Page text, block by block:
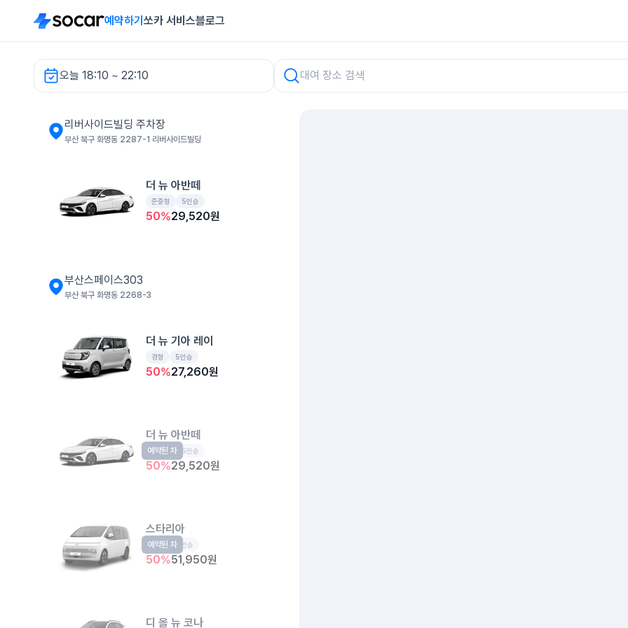
예약하기 쏘카 서비스블로그
오늘 18:10 ~ 22:10
리버사이드빌딩 주차장 렌터카
리버사이드빌딩 주차장
부산 북구 화명동 2287-1 리버사이드빌딩
더 뉴 아반떼
준중형 5인승
50%29,520원
부산스페이스303
부산 북구 화명동 2268-3
더 뉴 기아 레이
경형 5인승
50%27,260원
더 뉴 아반떼
준중형 5인승
50%29,520원
예약된 차
스타리아
승합 11인승
50%51,950원
예약된 차
디 올 뉴 코나